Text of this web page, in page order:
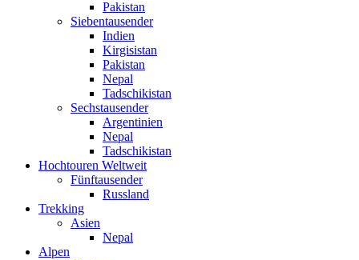
Pakistan
Siebentausender
Indien
Kirgisistan
Pakistan
Nepal
Tadschikistan
Sechstausender
Argentinien
Nepal
Tadschikistan
Hochtouren Weltweit
Fünftausender
Russland
Trekking
Asien
Nepal
Alpen